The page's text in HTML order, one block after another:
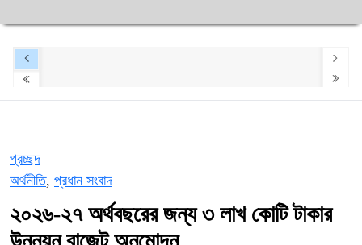
প্রচ্ছদ
অর্থনীতি, প্রধান সংবাদ
২০২৬-২৭ অর্থবছরের জন্য ৩ লাখ কোটি টাকার